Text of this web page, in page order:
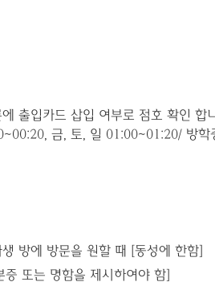
출입카드 삽입 여부로 점호 확인 합
금, 토, 일 01:00~01:20/ 방
방에 방문을 원할 때 [동성에 한함]
또는 명함을 제시하여야 함]